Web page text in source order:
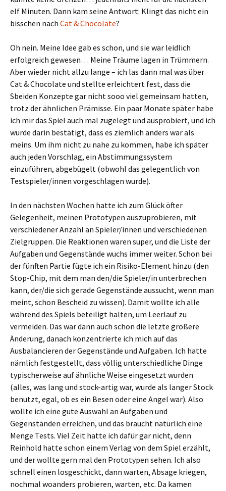
elf Minuten. Dann kam seine Antwort: Klingt das nicht ein
bisschen nach Cat & Chocolate?
Oh nein. Meine Idee gab es schon, und sie war leidlich
erfolgreich gewesen… Meine Träume lagen in Trümmern.
Aber wieder nicht allzu lange – ich las dann mal was über
Cat & Chocolate und stellte erleichtert fest, dass die
Sbeiden Konzepte gar nicht sooo viel gemeinsam hatten,
trotz der ähnlichen Prämisse. Ein paar Monate später habe
ich mir das Spiel auch mal zugelegt und ausprobiert, und ich
wurde darin bestätigt, dass es ziemlich anders war als
meins. Um ihm nicht zu nahe zu kommen, habe ich später
auch jeden Vorschlag, ein Abstimmungssystem
einzuführen, abgebügelt (obwohl das gelegentlich von
Testspieler/innen vorgeschlagen wurde).
In den nächsten Wochen hatte ich zum Glück öfter
Gelegenheit, meinen Prototypen auszuprobieren, mit
verschiedener Anzahl an Spieler/innen und verschiedenen
Zielgruppen. Die Reaktionen waren super, und die Liste der
Aufgaben und Gegenstände wuchs immer weiter. Schon bei
der fünften Partie fügte ich ein Risiko-Element hinzu (den
Stop-Chip, mit dem man den/die Spieler/in unterbrechen
kann, der/die sich gerade Gegenstände aussucht, wenn man
meint, schon Bescheid zu wissen). Damit wollte ich alle
während des Spiels beteiligt halten, um Leerlauf zu
vermeiden. Das war dann auch schon die letzte größere
Änderung, danach konzentrierte ich mich auf das
Ausbalancieren der Gegenstände und Aufgaben. Ich hatte
nämlich festgestellt, dass völlig unterschiedliche Dinge
typischerweise auf ähnliche Weise eingesetzt wurden
(alles, was lang und stock-artig war, wurde als langer Stock
benutzt, egal, ob es ein Besen oder eine Angel war). Also
wollte ich eine gute Auswahl an Aufgaben und
Gegenständen erreichen, und das braucht natürlich eine
Menge Tests. Viel Zeit hatte ich dafür gar nicht, denn
Reinhold hatte schon einem Verlag von dem Spiel erzählt,
und der wollte gern mal den Prototypen sehen. Ich also
schnell einen losgeschickt, dann warten, Absage kriegen,
nochmal woanders probieren, warten, etc. Da kamen